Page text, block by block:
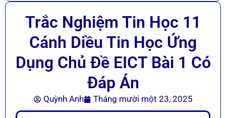
Trắc Nghiệm Tin Học 11
Cánh Diều Tin Học Ứng
Dụng Chủ Đề EICT Bài 1 Có
Đáp Án
Quỳnh Anh Tháng mười một 23, 2025